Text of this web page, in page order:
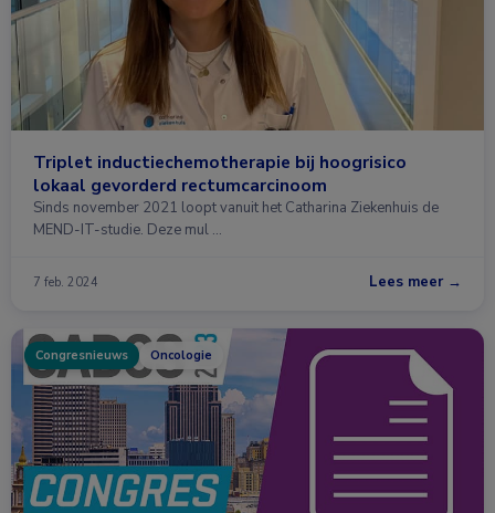
Triplet inductiechemotherapie bij hoogrisico
lokaal gevorderd rectumcarcinoom
Sinds november 2021 loopt vanuit het Catharina Ziekenhuis de
MEND-IT-studie. Deze mul …
7 feb. 2024 Lees meer →
Congresnieuws Oncologie